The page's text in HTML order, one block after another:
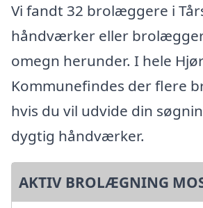
Vi fandt 32 brolæggere i
håndværker eller brolægger
omegn herunder. I hele
Kommunefindes der flere
hvis du vil udvide din
dygtig håndværker.
AKTIV BROLÆGNING